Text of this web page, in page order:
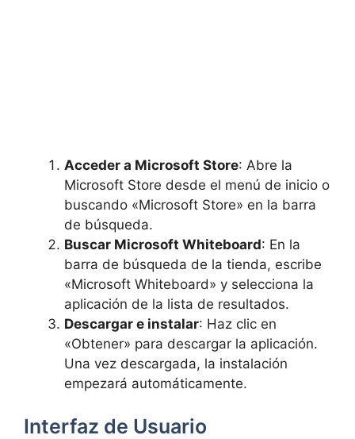
Acceder a Microsoft Store: Abre la
Microsoft Store desde el menú de inicio o
buscando «Microsoft Store» en la barra
de búsqueda.
Buscar Microsoft Whiteboard: En la
barra de búsqueda de la tienda, escribe
«Microsoft Whiteboard» y selecciona la
aplicación de la lista de resultados.
Descargar e instalar: Haz clic en
«Obtener» para descargar la aplicación.
Una vez descargada, la instalación
empezará automáticamente.
Interfaz de Usuario